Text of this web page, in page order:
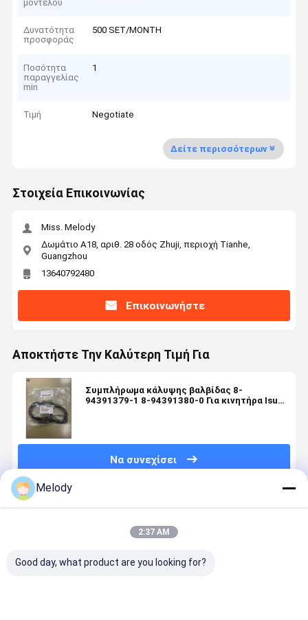
μοντέλου
Δυνατότητα
προσφοράς
500 SET/MONTH
Ποσότητα
παραγγελίας
min
1
Τιμή Negotiate
Δείτε περισσότερων
Στοιχεία Επικοινωνίας
Miss. Melody
Δωμάτιο Α18, αριθ. 28 οδός Zhuji, περιοχή Tianhe,
Guangzhou
13640792480
Επικοινωνήστε
Αποκτήστε Την Καλύτερη Τιμή Για
Συμπλήρωμα κάλυψης βαλβίδας 8-
94391379-1 8-94391380-0 Για κινητήρα Isuzu
Να συνεχίσει
Συνιστώμενα Προϊόντα
Melody
2:37 AM
Good day, what product are you looking for?